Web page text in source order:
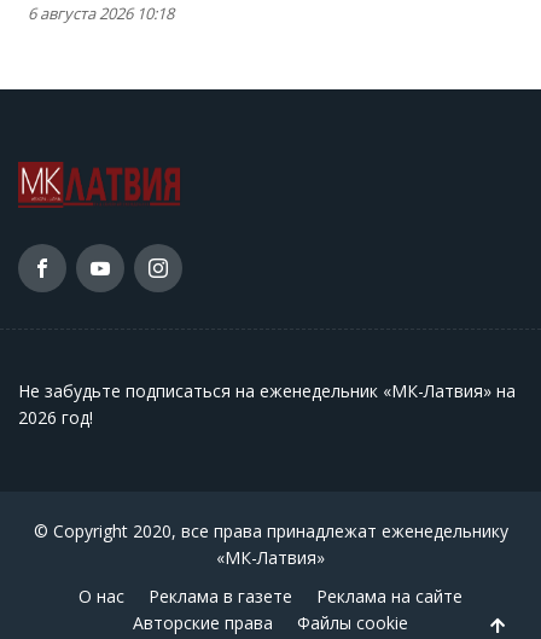
6 августа 2026 10:18
Не забудьте подписаться на еженедельник «МК-Латвия» на
2026 год!
© Copyright 2020, все права принадлежат еженедельнику
«МК-Латвия»
О нас
Реклама в газете
Реклама на сайте
Авторские права
Файлы cookie